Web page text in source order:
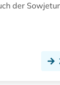
der